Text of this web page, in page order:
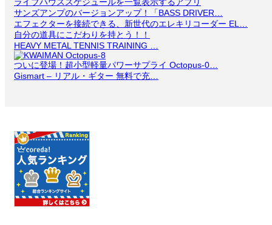
サンズアンプのバージョンアップ！「BASS DRIVER…
エフェクターを接続できる、新世代のエレキリコーダー EL…
自分の道具にこだわりを持とう！！
HEAVY METAL TENNIS TRAINING …
ついに登場！超小型軽量パワーサプライ Octopus-0…
Gismart – リアル・ギター 無料で充…